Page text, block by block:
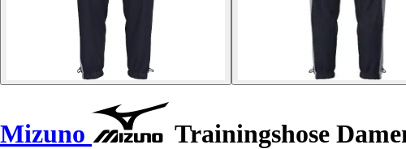
Mizuno Trainingshose